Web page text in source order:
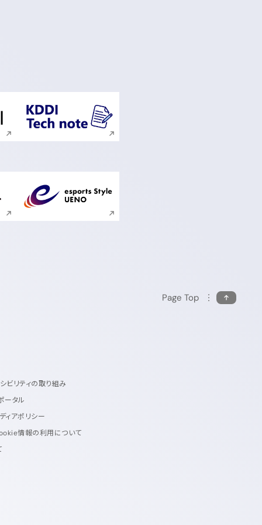
ドウで開く 新規ウィンドウで開く
ドウで開く 新規ウィンドウで開く
ビリティの取り組み
ータル
ィアポリシー
情報の利用について
Page Top